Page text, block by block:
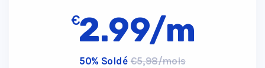
€2.99/m
50% Soldé €5,98/mois